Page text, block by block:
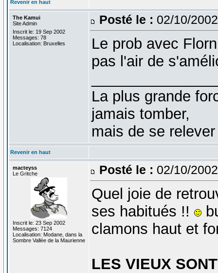
Revenir en haut
The Kamui
Site Admin
Inscrit le: 19 Sep 2002
Messages: 78
Localisation: Bruxelles
Posté le : 02/10/
Le prob avec
pas l'air de
La plus grande
jamais tomber,
mais de se
Revenir en haut
macteyss
Le Gritche
Inscrit le: 23 Sep 2002
Messages: 7124
Localisation: Modane, dans la
Sombre Vallée de la Maurienne
Posté le : 02/10/
Quel joie de
ses habitués !!
clamons haut et
LES VIEUX